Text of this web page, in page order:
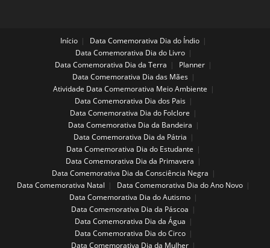
Início
Data Comemorativa Dia do Índio
Data Comemorativa Dia do Livro
Data Comemorativa Dia da Terra
Planner
Data Comemorativa Dia das Mães
Atividade Data Comemorativa Meio Ambiente
Data Comemorativa Dia dos Pais
Data Comemorativa Dia do Folclore
Data Comemorativa Dia da Bandeira
Data Comemorativa Dia da Pátria
Data Comemorativa Dia do Estudante
Data Comemorativa Dia da Primavera
Data Comemorativa Dia da Consciência Negra
Data Comemorativa Natal
Data Comemorativa Dia do Ano Novo
Data Comemorativa Dia do Autismo
Data Comemorativa Dia da Páscoa
Data Comemorativa Dia da Água
Data Comemorativa Dia do Circo
Data Comemorativa Dia da Mulher